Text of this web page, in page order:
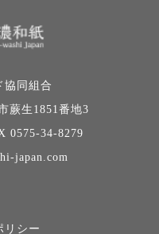
協同組合
蕨生1851番地3
0575-34-8279
japan.com
リシー